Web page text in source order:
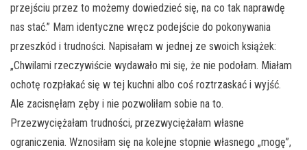
przejściu przez to możemy dowiedzieć się, na co tak naprawdę
nas stać.” Mam identyczne wręcz podejście do pokonywania
przeszkód i trudności. Napisałam w jednej ze swoich książek:
„Chwilami rzeczywiście wydawało mi się, że nie podołam. Miałam
ochotę rozpłakać się w tej kuchni albo coś roztrzaskać i wyjść.
Ale zacisnęłam zęby i nie pozwoliłam sobie na to.
Przezwyciężałam trudności, przezwyciężałam własne
ograniczenia. Wznosiłam się na kolejne stopnie własnego „mogę”,